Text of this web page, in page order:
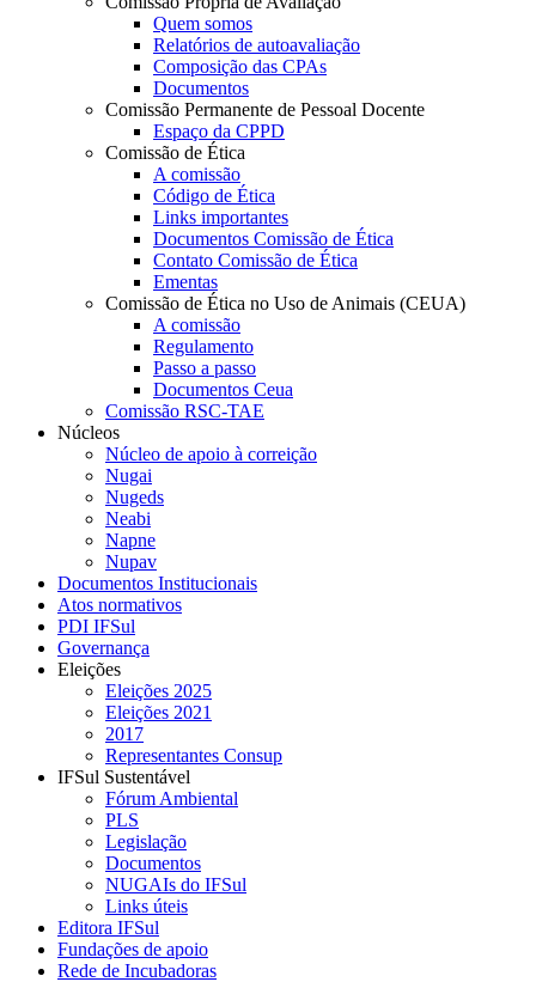
Quem somos
Relatórios de autoavaliação
Composição das CPAs
Documentos
Comissão Permanente de Pessoal Docente
Espaço da CPPD
Comissão de Ética
A comissão
Código de Ética
Links importantes
Documentos Comissão de Ética
Contato Comissão de Ética
Ementas
Comissão de Ética no Uso de Animais (CEUA)
A comissão
Regulamento
Passo a passo
Documentos Ceua
Comissão RSC-TAE
Núcleos
Núcleo de apoio à correição
Nugai
Nugeds
Neabi
Napne
Nupav
Documentos Institucionais
Atos normativos
PDI IFSul
Governança
Eleições
Eleições 2025
Eleições 2021
2017
Representantes Consup
IFSul Sustentável
Fórum Ambiental
PLS
Legislação
Documentos
NUGAIs do IFSul
Links úteis
Editora IFSul
Fundações de apoio
Rede de Incubadoras